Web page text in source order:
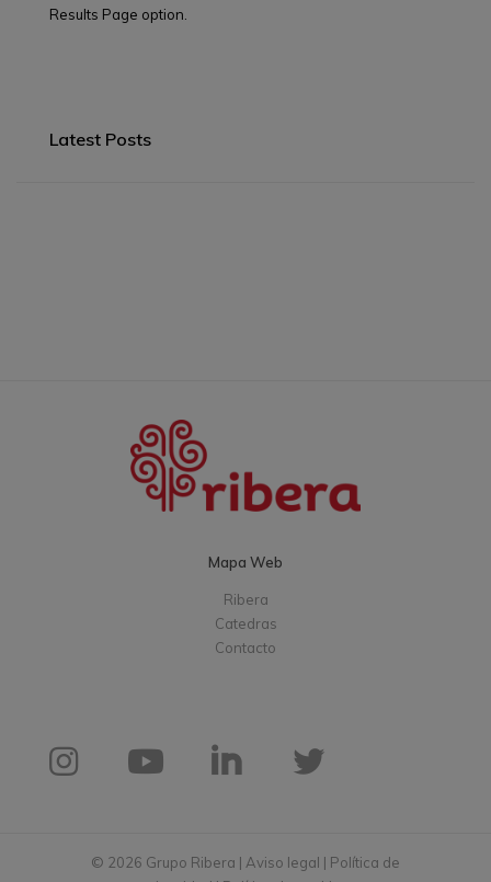
Results Page option.
Latest Posts
Mapa Web
Ribera
Catedras
Contacto
© 2026 Grupo Ribera | Aviso legal | Política de